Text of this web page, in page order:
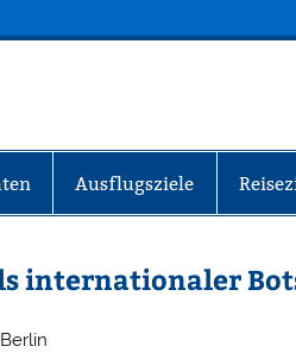
Ausflugsziele
internationaler